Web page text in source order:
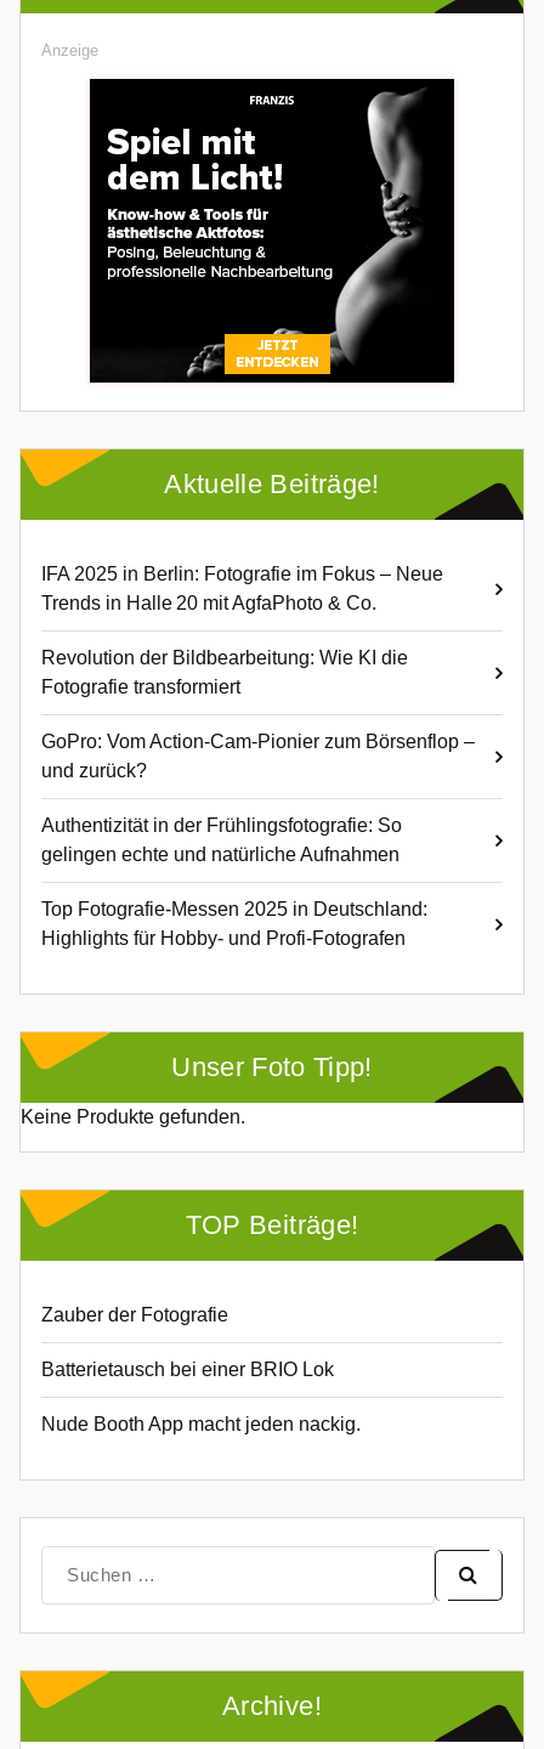
Anzeige
Aktuelle Beiträge!
IFA 2025 in Berlin: Fotografie im Fokus – Neue
Trends in Halle 20 mit AgfaPhoto & Co.
Revolution der Bildbearbeitung: Wie KI die
Fotografie transformiert
GoPro: Vom Action-Cam-Pionier zum Börsenflop –
und zurück?
Authentizität in der Frühlingsfotografie: So
gelingen echte und natürliche Aufnahmen
Top Fotografie-Messen 2025 in Deutschland:
Highlights für Hobby- und Profi-Fotografen
Unser Foto Tipp!
Keine Produkte gefunden.
TOP Beiträge!
Zauber der Fotografie
Batterietausch bei einer BRIO Lok
Nude Booth App macht jeden nackig.
nach:
Archive!